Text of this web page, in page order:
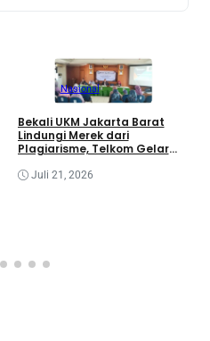
Nasional
Bekali UKM Jakarta Barat
Lindungi Merek dari
Plagiarisme, Telkom Gelar
Juli 21, 2026